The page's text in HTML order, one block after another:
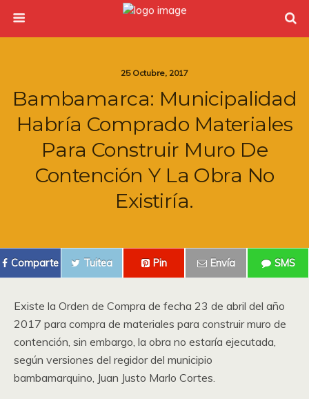
25 Octubre, 2017
Bambamarca: Municipalidad
Habría Comprado Materiales
Para Construir Muro De
Contención Y La Obra No
Existiría.
Comparte Tuitea Pin Envía SMS
Existe la Orden de Compra de fecha 23 de abril del año
2017 para compra de materiales para construir muro de
contención, sin embargo, la obra no estaría ejecutada,
según versiones del regidor del municipio
bambamarquino, Juan Justo Marlo Cortes.